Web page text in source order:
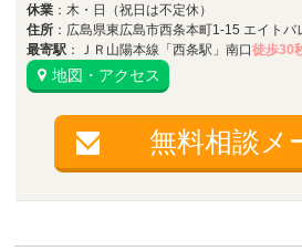
休業 ：木・日（祝日は不定休）
住所 ：広島県東広島市西条本町1-15 エイトバ
最寄駅 ：ＪＲ山陽本線「西条駅」南口徒歩30
地図・アクセス
無料相談メ